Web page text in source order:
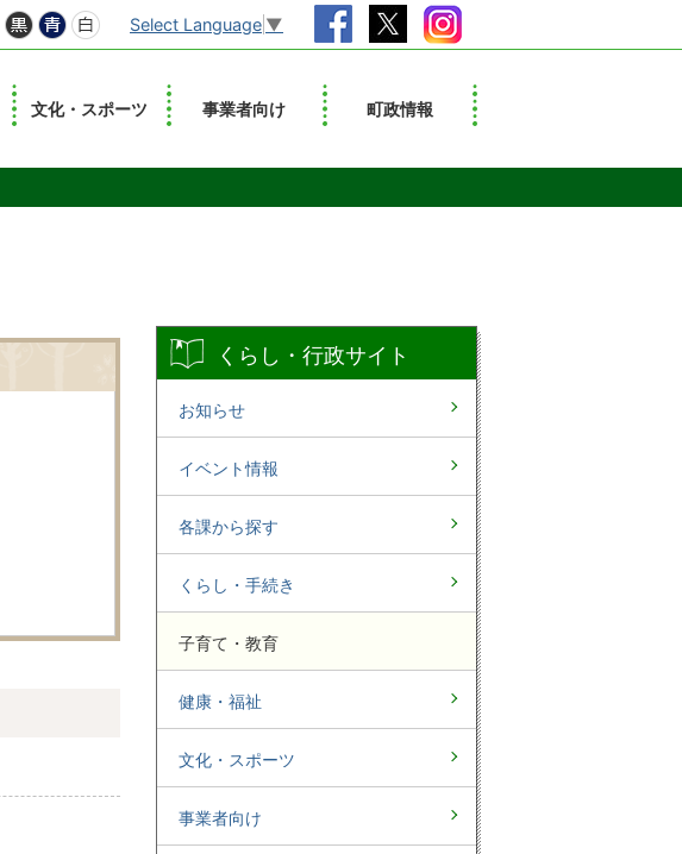
Select Language ▼
文化・スポーツ 事業者向け 町政情報
くらし・行政サイト
お知らせ
イベント情報
各課から探す
くらし・手続き
子育て・教育
健康・福祉
文化・スポーツ
事業者向け